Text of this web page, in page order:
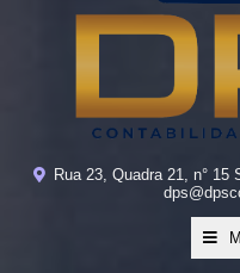
Rua 23, Quadra 21, n°